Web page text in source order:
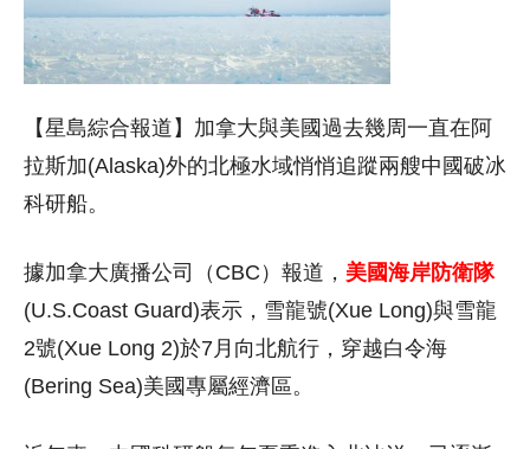
【星島綜合報道】加拿大與美國過去幾周一直在阿
拉斯加(Alaska)外的北極水域悄悄追蹤兩艘中國破冰
科研船。
據加拿大廣播公司（CBC）報道， 美國海岸防衛隊
(U.S.Coast Guard)表示，雪龍號(Xue Long)與雪龍
2號(Xue Long 2)於7月向北航行，穿越白令海
(Bering Sea)美國專屬經濟區。